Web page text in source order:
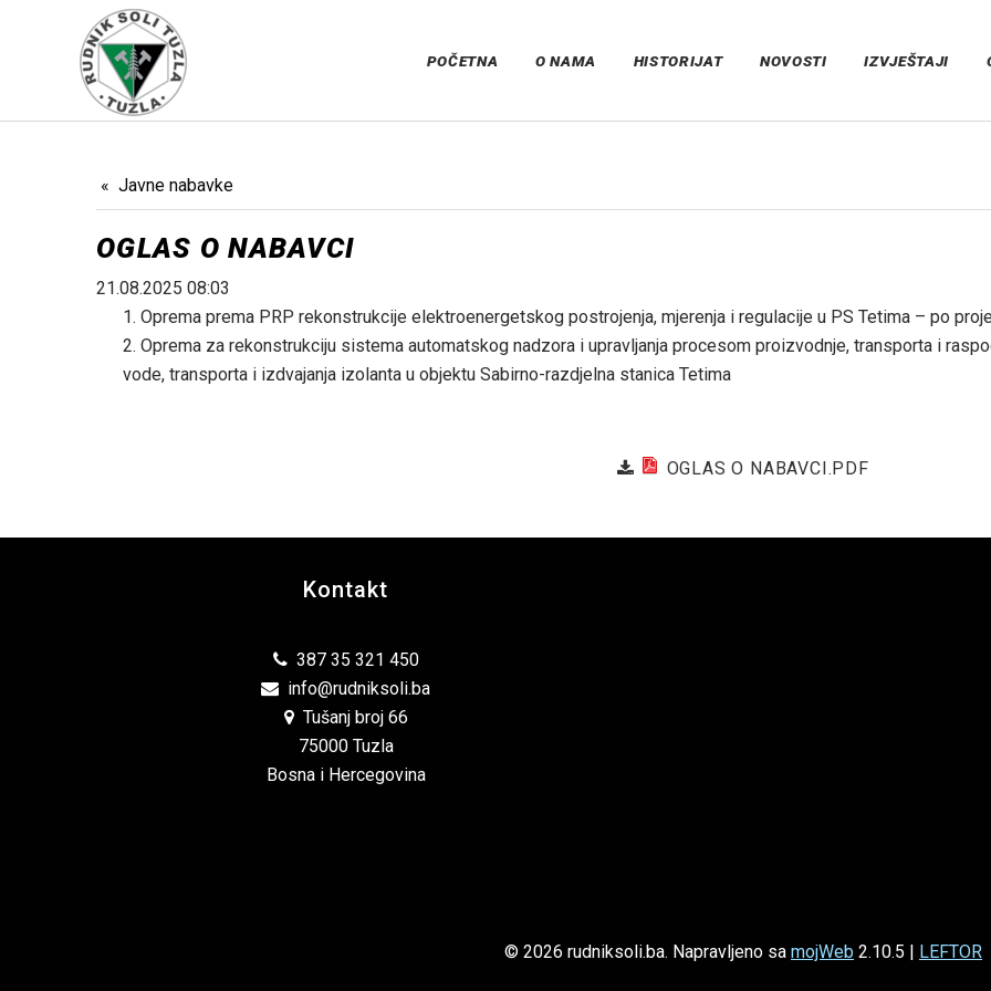
POČETNA O NAMA HISTORIJAT NOVOSTI IZVJEŠTAJI
Javne nabavke
OGLAS O NABAVCI
21.08.2025 08:03
Oprema prema PRP rekonstrukcije elektroenergetskog postrojenja, mjerenja i regulacije u PS Tetima – po
Oprema za rekonstrukciju sistema automatskog nadzora i upravljanja procesom proizvodnje, transporta i
vode, transporta i izdvajanja izolanta u objektu Sabirno-razdjelna stanica Tetima
OGLAS O NABAVCI.PDF
Kontakt
387 35 321 450
info@rudniksoli.ba
Tušanj broj 66
75000 Tuzla
Bosna i Hercegovina
© 2026 rudniksoli.ba. Napravljeno sa mojWeb 2.10.5 | LEFTOR